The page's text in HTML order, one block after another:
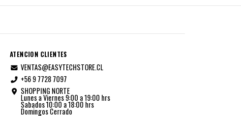
ATENCION CLIENTES
VENTAS@EASYTECHSTORE.CL
+56 9 7728 7097
SHOPPING NORTE
Lunes a Viernes 9:00 a 19:00 hrs
Sabados 10:00 a 18:00 hrs
Domingos Cerrado